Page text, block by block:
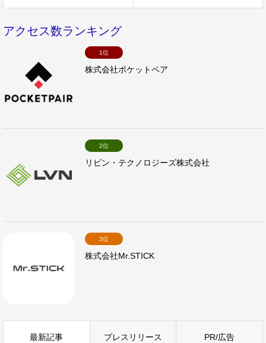
アクセス数ランキング
1位
株式会社ポケットペア
2位
リビン・テクノロジーズ株式会社
3位
株式会社Mr.STICK
最新記事 プレスリリース PR/広告